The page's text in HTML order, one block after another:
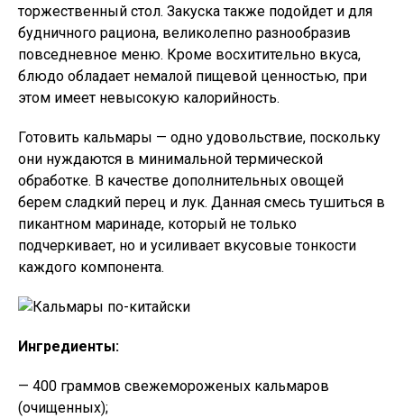
торжественный стол. Закуска также подойдет и для
будничного рациона, великолепно разнообразив
повседневное меню. Кроме восхитительно вкуса,
блюдо обладает немалой пищевой ценностью, при
этом имеет невысокую калорийность.
Готовить кальмары — одно удовольствие, поскольку
они нуждаются в минимальной термической
обработке. В качестве дополнительных овощей
берем сладкий перец и лук. Данная смесь тушиться в
пикантном маринаде, который не только
подчеркивает, но и усиливает вкусовые тонкости
каждого компонента.
Ингредиенты:
— 400 граммов свежемороженых кальмаров
(очищенных);